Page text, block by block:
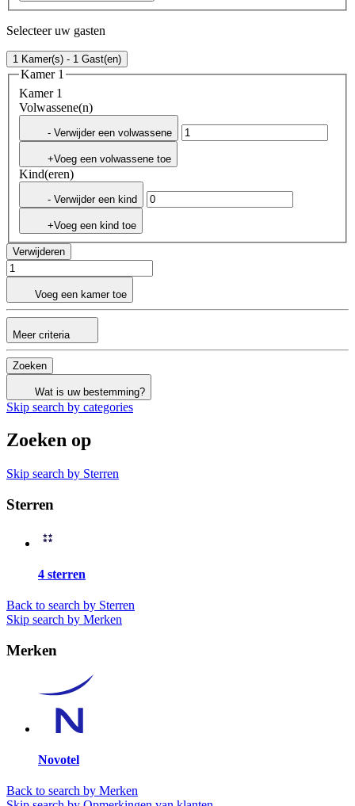
Selecteer uw gasten
1 Kamer(s) - 1 Gast(en)
Kamer 1
Kamer 1
Volwassene(n)
- Verwijder een volwassene
+Voeg een volwassene toe
Kind(eren)
- Verwijder een kind
+Voeg een kind toe
Verwijderen
Voeg een kamer toe
Meer criteria
Zoeken
Wat is uw bestemming?
Skip search by categories
Zoeken op
Skip search by Sterren
Sterren
4 sterren
Back to search by Sterren
Skip search by Merken
Merken
Novotel
Back to search by Merken